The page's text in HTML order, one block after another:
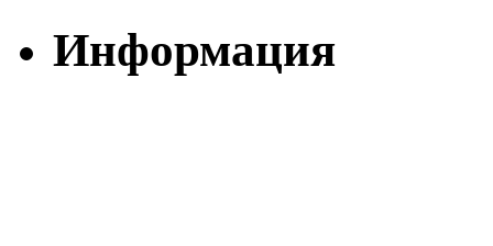
Информация